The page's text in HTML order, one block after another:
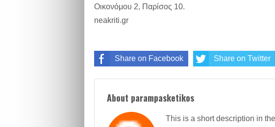
Οικονόμου 2, Παρίσος 10.
neakriti.gr
Share on Facebook Share on Twitter
About parampasketikos
This is a short description in